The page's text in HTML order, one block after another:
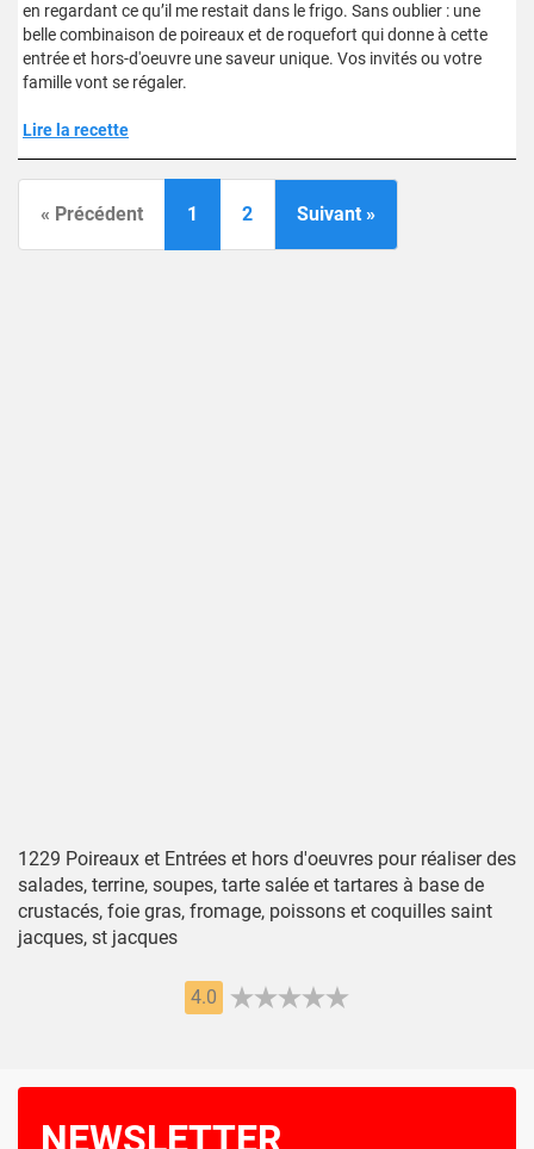
en regardant ce qu’il me restait dans le frigo. Sans oublier : une
belle combinaison de poireaux et de roquefort qui donne à cette
entrée et hors-d'oeuvre une saveur unique. Vos invités ou votre
famille vont se régaler.
Lire la recette
« Précédent 1 2 Suivant »
1229 Poireaux et Entrées et hors d'oeuvres pour réaliser des
salades, terrine, soupes, tarte salée et tartares à base de
crustacés, foie gras, fromage, poissons et coquilles saint
jacques, st jacques
4.0
NEWSLETTER